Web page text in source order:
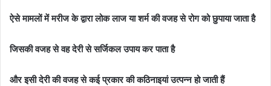
ऐसे मामलों में मरीज के द्वारा लोक लाज या शर्म की वजह से रोग को छुपाया जाता है
जिसकी वजह से वह देरी से सर्जिकल उपाय कर पाता है
और इसी देरी की वजह से कई प्रकार की कठिनाइयां उत्पन्न हो जाती हैं